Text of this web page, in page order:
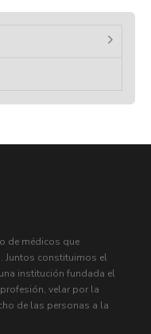
de médicos que
Juntos constituimos el
institución fundada el
velar por la
de las personas a la